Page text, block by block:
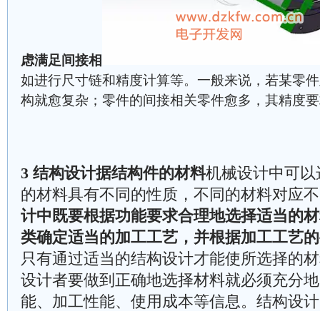
虑满足间接相
如进行尺寸链和精度计算等。一般来说，若某零
构就愈复杂；零件的间接相关零件愈多，其精度
3 结构设计据结构件的材料机械设计中可
的材料具有不同的性质，不同的材料对应
计中既要根据功能要求合理地选择适当的
类确定适当的加工工艺，并根据加工工艺
只有通过适当的结构设计才能使所选择的
设计者要做到正确地选择材料就必须充分
能、加工性能、使用成本等信息。结构设